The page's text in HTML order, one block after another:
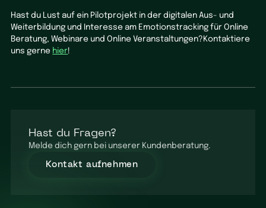
Hast du Lust auf ein Pilotprojekt in der digitalen Aus- und
Weiterbildung und Interesse am Emotionstracking für Online
Beratung, Webinare und Online Veranstaltungen?Kontaktiere
uns gerne hier!
Hast du Fragen?
Melde dich gern bei unserer Kundenberatung.
Kontakt aufnehmen